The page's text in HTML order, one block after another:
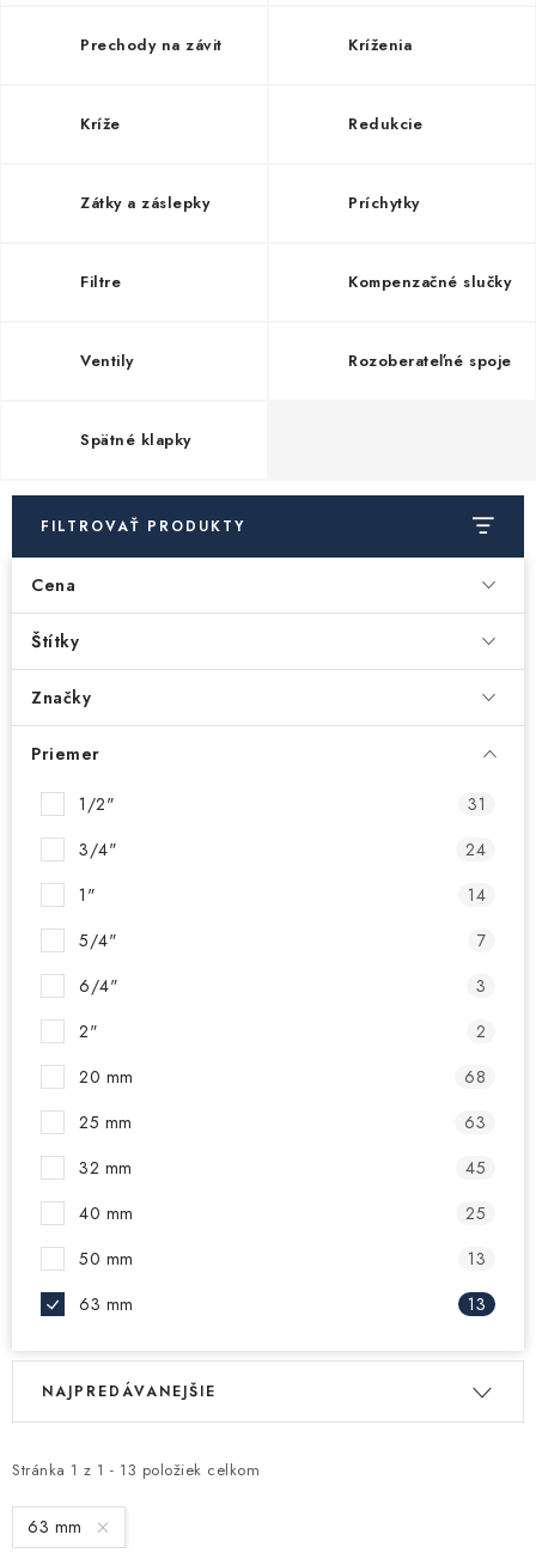
Filtrovanie a úprava vody
Záhrada a závlaha
Kontakty Poštovné a doprava
Podmienky ochrany osobných údajov
Obchodné podmienky požičovne náradia
Moja objednávka
Prechody na závit Kríženia
Kríže Redukcie
Zátky a záslepky Príchytky
Filtre Kompenzačné slučky
Ventily Rozoberateľné spoje
Spätné klapky
FILTROVAŤ PRODUKTY
Cena
Štítky
Značky
Priemer
1/2"
31
3/4"
24
1"
14
5/4"
7
6/4"
3
2"
2
20 mm
68
25 mm
63
32 mm
45
40 mm
25
50 mm
13
63 mm
13
V
i
s
p
Stránka 1 z 1 - 13 položiek celkom
R
e
n
i
NAJPREDÁVANEJŠIE
63 mm